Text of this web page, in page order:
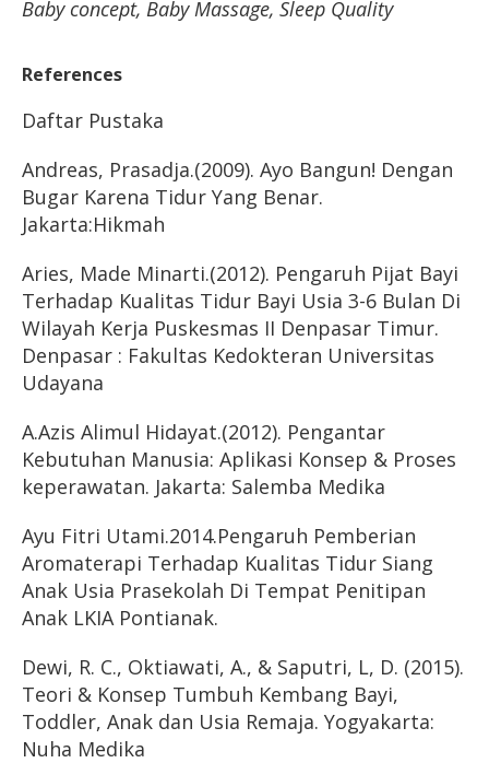
Baby concept, Baby Massage, Sleep Quality
References
Daftar Pustaka
Andreas, Prasadja.(2009). Ayo Bangun! Dengan
Bugar Karena Tidur Yang Benar.
Jakarta:Hikmah
Aries, Made Minarti.(2012). Pengaruh Pijat Bayi
Terhadap Kualitas Tidur Bayi Usia 3-6 Bulan Di
Wilayah Kerja Puskesmas II Denpasar Timur.
Denpasar : Fakultas Kedokteran Universitas
Udayana
A.Azis Alimul Hidayat.(2012). Pengantar
Kebutuhan Manusia: Aplikasi Konsep & Proses
keperawatan. Jakarta: Salemba Medika
Ayu Fitri Utami.2014.Pengaruh Pemberian
Aromaterapi Terhadap Kualitas Tidur Siang
Anak Usia Prasekolah Di Tempat Penitipan
Anak LKIA Pontianak.
Dewi, R. C., Oktiawati, A., & Saputri, L, D. (2015).
Teori & Konsep Tumbuh Kembang Bayi,
Toddler, Anak dan Usia Remaja. Yogyakarta:
Nuha Medika